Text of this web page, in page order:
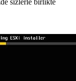
sizlerle birlikte